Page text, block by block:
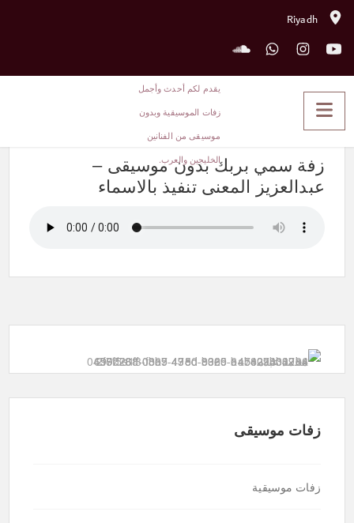
Riyadh
زفة سمي بربك بدون موسيقى –
زفة سمي بربك بدون موسيقى –
عبدالعزيز المعنى تنفيذ بالاسماء
زفات موسيقى
زفات موسيقية